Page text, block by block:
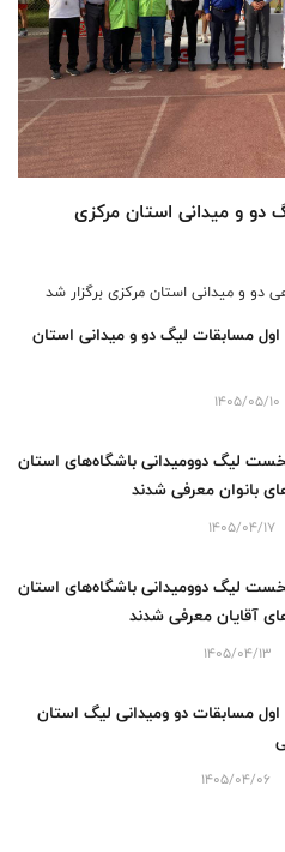
دو و میدانی استان مرکزی
دو و میدانی استان مرکزی برگزار شد
اول مسابقات لیگ دو و میدانی استان
1405/05/10
لیگ دوومیدانی باشگاه‌های استان
بانوان معرفی شدند
1405/04/17
لیگ دوومیدانی باشگاه‌های استان
آقایان معرفی شدند
1405/04/13
اول مسابقات دو ومیدانی لیگ استان
1405/04/06